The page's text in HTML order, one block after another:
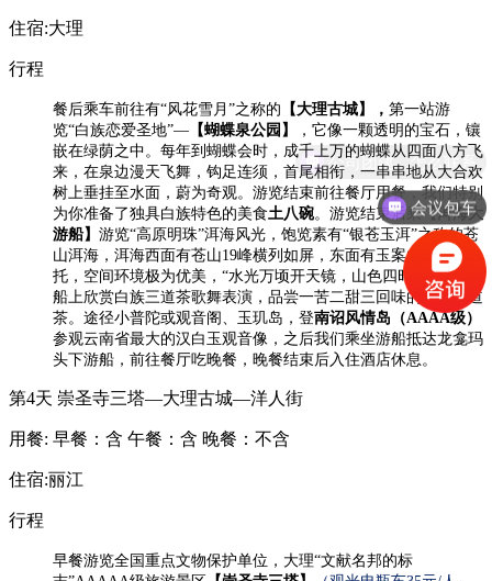
住宿:大理
行程
餐后乘车前往有“风花雪月”之称的 【大理古城】 ， 第一站游
览“白族恋爱圣地”— 【蝴蝶泉公园 】
，它像一颗透明的宝石，镶
嵌在绿荫之中。每年到蝴蝶会时，成千上万的蝴蝶从四面八方飞
来，在泉边漫天飞舞，钩足连须，首尾相衔，一串串地从大合欢
树上垂挂至水面，蔚为奇观。游览结束前往餐厅用餐，我们特别
为你准备了独具白族特色的美食土八碗。 游览结束后乘【洱海大
游船】 游览“高原明珠”洱海风光，饱览素有“银苍玉洱”之称的苍
山洱海，洱海西面有苍山19峰横列如屏，东面有玉案山环绕衬
托，空间环境极为优美，“水光万顷开天镜，山色四时环翠屏”。
船上欣赏白族三道茶歌舞表演，品尝一苦二甜三回味的白族三道
茶。途径小普陀或观音阁、玉玑岛，登南诏风情岛 （AAAA级）
参观云南省最大的汉白玉观音像，之后我们乘坐游船抵达龙龛玛
头下游船，前往餐厅吃晚餐，晚餐结束后入住酒店休息。
第4天 崇圣寺三塔—大理古城—洋人街
用餐: 早餐：含 午餐：含 晚餐：不含
住宿:丽江
行程
早餐游览全国重点文物保护单位，大理“文献名邦的标
公司团建，怎么联系
会议包车